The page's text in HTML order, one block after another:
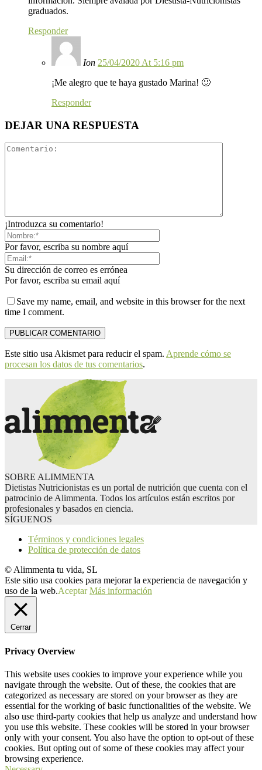
graduados.
Responder
Ion 25/04/2020 At 5:16 pm
¡Me alegro que te haya gustado Marina! 🙂
Responder
DEJAR UNA RESPUESTA
¡Introduzca su comentario!
Por favor, escriba su nombre aquí
Su dirección de correo es errónea
Por favor, escriba su email aquí
Save my name, email, and website in this browser for the next
time I comment.
Este sitio usa Akismet para reducir el spam. Aprende cómo se
procesan los datos de tus comentarios.
SOBRE ALIMMENTA
Dietistas Nutricionistas es un portal de nutrición que cuenta con el
patrocinio de Alimmenta. Todos los artículos están escritos por
profesionales y basados en ciencia.
SÍGUENOS
Términos y condiciones legales
Política de protección de datos
© Alimmenta tu vida, SL
Este sitio usa cookies para mejorar la experiencia de navegación y
uso de la web.Aceptar Más información
Cerrar
Privacy Overview
This website uses cookies to improve your experience while you
navigate through the website. Out of these, the cookies that are
categorized as necessary are stored on your browser as they are
essential for the working of basic functionalities of the website. We
also use third-party cookies that help us analyze and understand how
you use this website. These cookies will be stored in your browser
only with your consent. You also have the option to opt-out of these
cookies. But opting out of some of these cookies may affect your
browsing experience.